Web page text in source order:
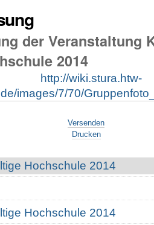
der Veranstaltung
2014
Versenden
Drucken
Hochschule 2014
Hochschule 2014